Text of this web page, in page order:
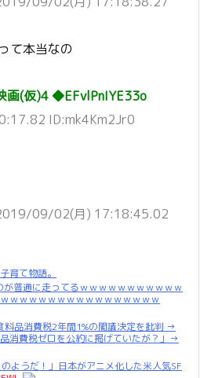
て本当なの
画(仮)4 ◆EFvlPnIYE33o
ID:mk4Km2Jr0
09/02(月) 17:18:45.02
育て物語。
が普通に走ってるｗｗｗｗｗｗｗｗｗｗｗ
ｗｗｗｗｗｗｗｗｗｗｗｗｗｗｗｗ
料品消費税2年間1%の閣議決定を批判 →
消費税ゼロを公約に掲げていたが？」→
ようだ！」日本がアニメ化した米人気SF